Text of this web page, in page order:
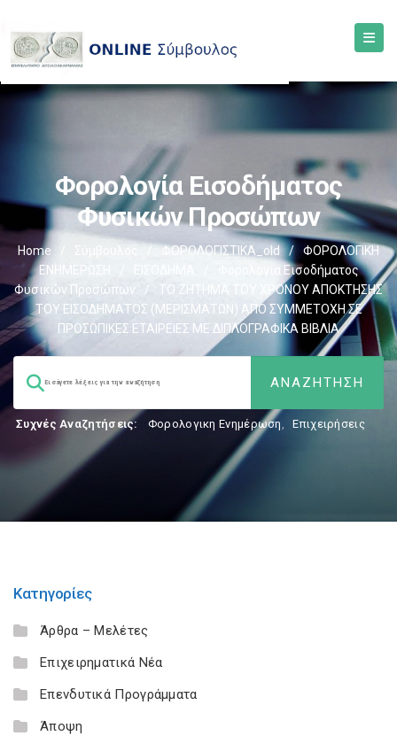
Φορολογία Εισοδήματος
Φυσικών Προσώπων
Home Σύμβουλος / ΦΟΡΟΛΟΓΙΣΤΙΚΑ_old /
ΦΟΡΟΛΟΓΙΚΗ
ΕΝΗΜΕΡΩΣΗ
ΕΙΣΟΔΗΜΑ
Φορολογία Εισοδήματος
Φυσικών Προσώπων
/
ΤΟ ΖΗΤΗΜΑ ΤΟΥ ΧΡΟΝΟΥ ΑΠΟΚΤΗΣΗΣ
ΤΟΥ ΕΙΣΟΔΗΜΑΤΟΣ (ΜΕΡΙΣΜΑΤΩΝ) ΑΠΟ ΣΥΜΜΕΤΟΧΗ ΣΕ
ΠΡΟΣΩΠΙΚΕΣ ΕΤΑΙΡΕΙΕΣ ΜΕ ΔΙΠΛΟΓΡΑΦΙΚΑ ΒΙΒΛΙΑ
Συχνές Αναζητήσεις: Φορολογικη Ενημέρωση, Επιχειρήσεις
Κατηγορίες
Άρθρα – Μελέτες
Επιχειρηματικά Νέα
Επενδυτικά Προγράμματα
Άποψη